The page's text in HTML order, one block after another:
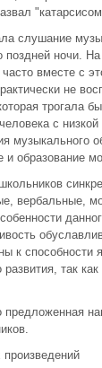
слушание
поздней ночи.
вместе с
не
трогала
с
музыкального
и образование
вербальные,
к способности
так